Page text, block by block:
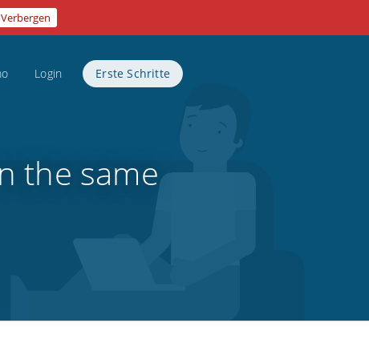
Verbergen
Login Erste Schritte
the same